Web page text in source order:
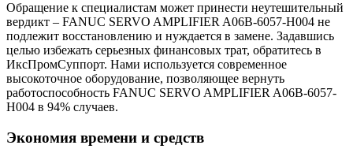
Обращение к специалистам может принести неутешительный
вердикт – FANUC SERVO AMPLIFIER A06B-6057-H004 не
подлежит восстановлению и нуждается в замене. Задавшись
целью избежать серьезных финансовых трат, обратитесь в
ИксПромСуппорт. Нами используется современное
высокоточное оборудование, позволяющее вернуть
работоспособность FANUC SERVO AMPLIFIER A06B-6057-
H004 в 94% случаев.
Экономия времени и средств